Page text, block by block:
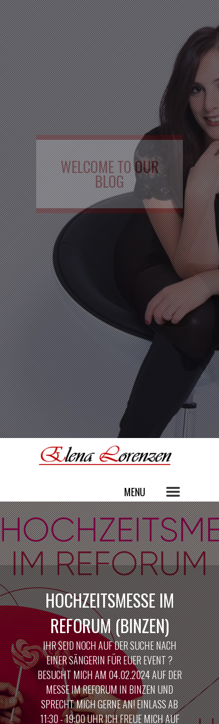
WELCOME TO OUR
BLOG
HOCHZEITSMESSE IM
REFORUM (BINZEN)
IHR SEID NOCH AUF DER SUCHE NACH
EINER SÄNGERIN FÜR EUER EVENT ?
BESUCHT MICH AM 04.02.2024 AUF DER
MESSE IM REFORUM IN BINZEN UND
SPRECHT MICH GERNE AN! EINLASS AB
11:30 - 19:00 UHR ICH FREUE MICH AUF